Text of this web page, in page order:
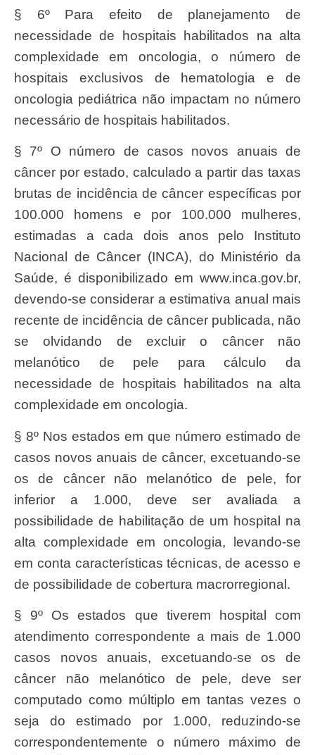
§ 6º Para efeito de planejamento de
necessidade de hospitais habilitados na alta
complexidade em oncologia, o número de
hospitais exclusivos de hematologia e de
oncologia pediátrica não impactam no número
necessário de hospitais habilitados.
§ 7º O número de casos novos anuais de
câncer por estado, calculado a partir das taxas
brutas de incidência de câncer específicas por
100.000 homens e por 100.000 mulheres,
estimadas a cada dois anos pelo Instituto
Nacional de Câncer (INCA), do Ministério da
Saúde, é disponibilizado em www.inca.gov.br,
devendo-se considerar a estimativa anual mais
recente de incidência de câncer publicada, não
se olvidando de excluir o câncer não
melanótico de pele para cálculo da
necessidade de hospitais habilitados na alta
complexidade em oncologia.
§ 8º Nos estados em que número estimado de
casos novos anuais de câncer, excetuando-se
os de câncer não melanótico de pele, for
inferior a 1.000, deve ser avaliada a
possibilidade de habilitação de um hospital na
alta complexidade em oncologia, levando-se
em conta características técnicas, de acesso e
de possibilidade de cobertura macrorregional.
§ 9º Os estados que tiverem hospital com
atendimento correspondente a mais de 1.000
casos novos anuais, excetuando-se os de
câncer não melanótico de pele, deve ser
computado como múltiplo em tantas vezes o
seja do estimado por 1.000, reduzindo-se
correspondentemente o número máximo de